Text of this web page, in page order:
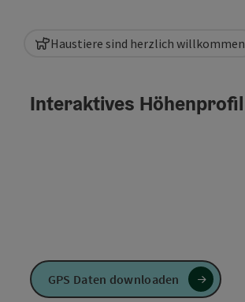
Haustiere sind herzlich willkommen
Interaktives Höhenprofil
GPS Daten downloaden